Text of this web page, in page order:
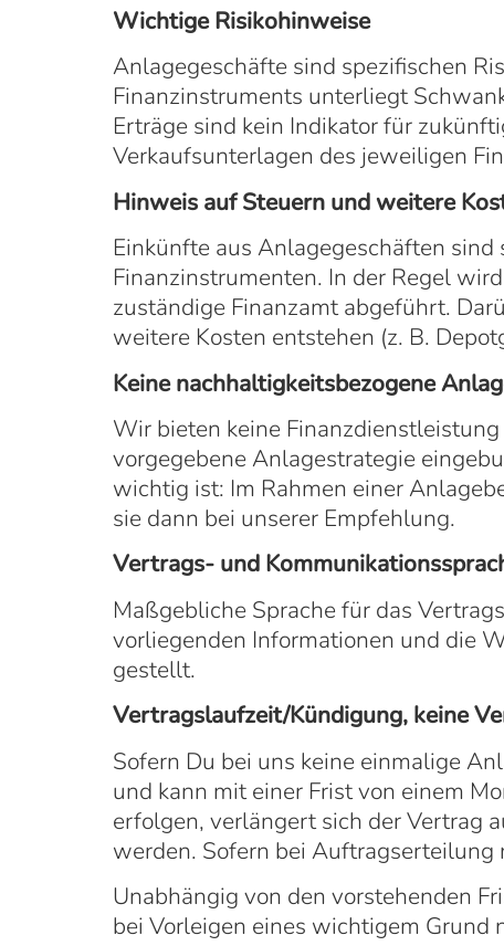
Wichtige Risikohinweise
Anlagegeschäfte sind spezifischen
Finanzinstruments unterliegt
Erträge sind kein Indikator für
Verkaufsunterlagen des jeweiligen
Hinweis auf Steuern und weitere
Einkünfte aus Anlagegeschäften
Finanzinstrumenten. In der Regel
zuständige Finanzamt abgeführt.
weitere Kosten entstehen (z. B.
Keine nachhaltigkeitsbezogene
Wir bieten keine
vorgegebene Anlagestrategie
wichtig ist: Im Rahmen einer
sie dann bei unserer Empfehlung.
Vertrags- und
Maßgebliche Sprache für das
vorliegenden Informationen und die
gestellt.
Vertragslaufzeit/Kündigung, keine
Sofern Du bei uns keine einmalige
und kann mit einer Frist von einem
erfolgen, verlängert sich der Vertrag
werden. Sofern bei
Unabhängig von den vorstehenden
bei Vorleigen eines wichtigem Grund